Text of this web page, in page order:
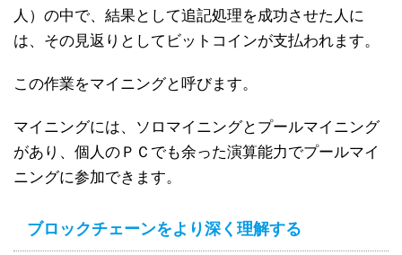
人）の中で、結果として追記処理を成功させた人に
は、その見返りとしてビットコインが支払われます。
この作業をマイニングと呼びます。
マイニングには、ソロマイニングとプールマイニング
があり、個人のＰＣでも余った演算能力でプールマイ
ニングに参加できます。
ブロックチェーンをより深く理解する